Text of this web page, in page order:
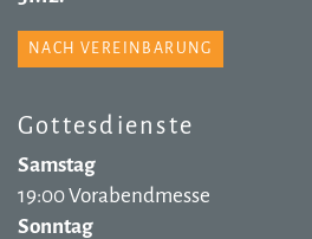
NACH VEREINBARUNG
Gottesdienste
Samstag
19:00 Vorabendmesse
Sonntag